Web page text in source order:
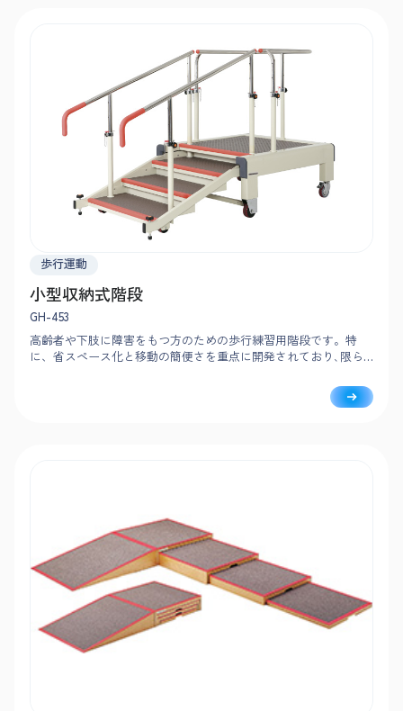
歩行運動
小型収納式階段
GH-453
高齢者や下肢に障害をもつ方のための歩行練習用階段です。特
に、省スペース化と移動の簡便さを重点に開発されており､限ら